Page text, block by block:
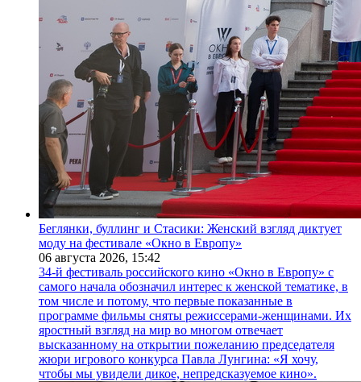
Беглянки, буллинг и Стасики: Женский взгляд диктует
моду на фестивале «Окно в Европу»
06 августа 2026, 15:42
34-й фестиваль российского кино «Окно в Европу» с
самого начала обозначил интерес к женской тематике, в
том числе и потому, что первые показанные в
программе фильмы сняты режиссерами-женщинами. Их
яростный взгляд на мир во многом отвечает
высказанному на открытии пожеланию председателя
жюри игрового конкурса Павла Лунгина: «Я хочу,
чтобы мы увидели дикое, непредсказуемое кино».